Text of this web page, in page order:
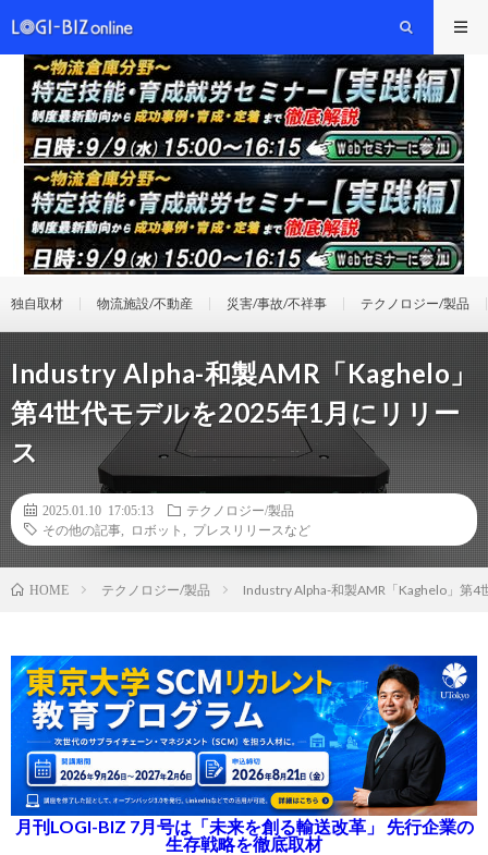
独自取材 物流施設/不動産 災害/事故/不祥事 テクノロジー/製品
Industry Alpha-和製AMR「Kaghelo」
第4世代モデルを2025年1月にリリー
ス
2025.01.10 17:05:13
テクノロジー/製品
その他の記事
ロボット プレスリリースなど
HOME テクノロジー/製品 Industry Alpha-和製AMR「Kaghelo」第
月刊LOGI-BIZ 7月号は「未来を創る輸送改革」 先行企業の
生存戦略を徹底取材